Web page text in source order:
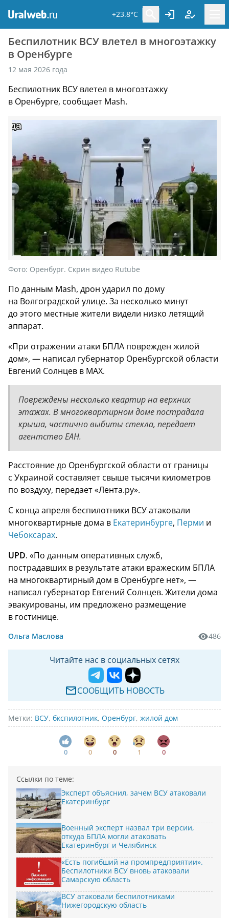
+23.8°C
Беспилотник ВСУ влетел в многоэтажку
в Оренбурге
12 мая 2026 года
Беспилотник ВСУ влетел в многоэтажку
в Оренбурге, сообщает Mash.
Фото: Оренбург. Скрин видео Rutube
По данным Mash, дрон ударил по дому
на Волгоградской улице. За несколько минут
до этого местные жители видели низко летящий
аппарат.
«При отражении атаки БПЛА поврежден жилой
дом», — написал губернатор Оренбургской области
Евгений Солнцев в МАХ.
Повреждены несколько квартир на верхних
этажах. В многоквартирном доме пострадала
крыша, частично выбиты стекла, передает
агентство ЕАН.
Расстояние до Оренбургской области от границы
с Украиной составляет свыше тысячи километров
по воздуху, передает «Лента.ру».
С конца апреля беспилотники ВСУ атаковали
многоквартирные дома в Екатеринбурге, Перми и
Чебоксарах.
UPD. «По данным оперативных служб,
пострадавших в результате атаки вражеским БПЛА
на многоквартирный дом в Оренбурге нет», —
написал губернатор Евгений Солнцев. Жители дома
эвакуированы, им предложено размещение
в гостинице.
Ольга Маслова 486
Читайте нас в социальных сетях
СООБЩИТЬ НОВОСТЬ
Метки: ВСУ, бкспилотник, Оренбург, жилой дом
0 0 0 1 0
Ссылки по теме:
Эксперт объяснил, зачем ВСУ атаковали
Екатеринбург
Военный эксперт назвал три версии,
откуда БПЛА могли атаковать
Екатеринбург и Челябинск
«Есть погибший на промпредприятии».
Беспилотники ВСУ вновь атаковали
Самарскую область
ВСУ атаковали беспилотниками
Нижегородскую область